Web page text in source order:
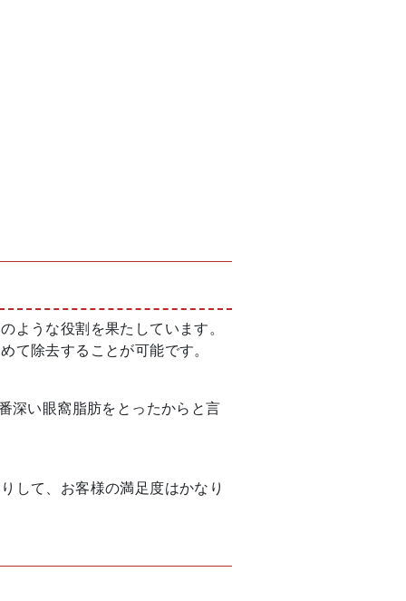
ような役割を果たしています。
て除去することが可能です。
深い眼窩脂肪をとったからと言
して、お客様の満足度はかなり